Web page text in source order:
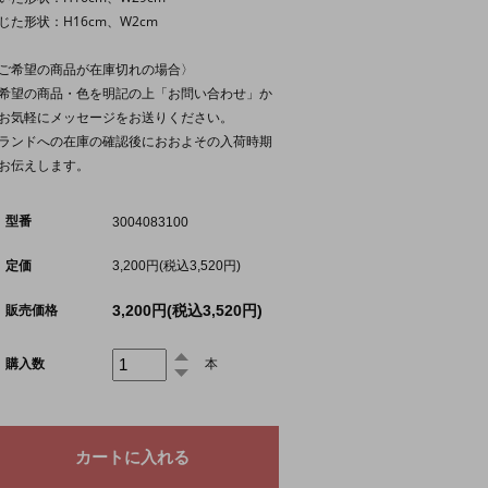
た形状：H16cm、W2cm
ご希望の商品が在庫切れの場合〉
望の商品・色を明記の上 「お問い合わせ」 か
気軽にメッセージをお送りください。
ンドへの在庫の確認後におおよその入荷時期
伝えします。
型番 3004083100
定価 3,200円(税込3,520円)
販売価格 3,200円(税込3,520円)
購入数 本